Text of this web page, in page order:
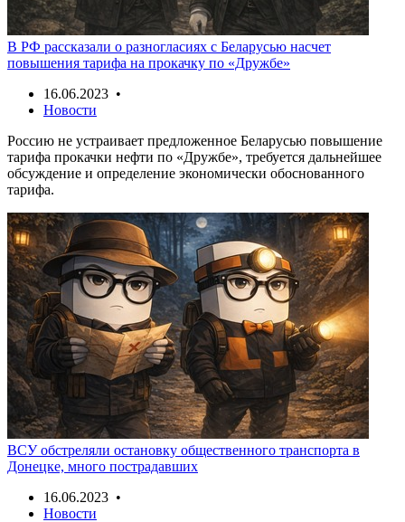
В РФ рассказали о разногласиях с Беларусью насчет
повышения тарифа на прокачку по «Дружбе»
16.06.2023 •
Новости
Россию не устраивает предложенное Беларусью повышение
тарифа прокачки нефти по «Дружбе», требуется дальнейшее
обсуждение и определение экономически обоснованного
тарифа.
ВСУ обстреляли остановку общественного транспорта в
Донецке, много пострадавших
16.06.2023 •
Новости